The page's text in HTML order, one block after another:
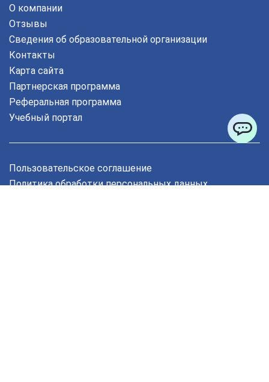
О компании
Отзывы
Сведения об образовательной организации
Контакты
Карта сайта
Партнерская программа
Реферальная программа
Учебный портал
Пользовательское соглашение
Политика обработки персональных данных
ChatApp